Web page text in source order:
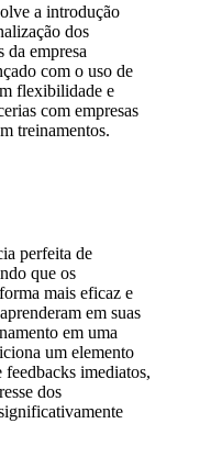
a introdução
dos
da empresa
com o uso de
flexibilidade e
com empresas
treinamentos.
perfeita de
que os
mais eficaz e
em suas
em uma
um elemento
feedbacks imediatos,
dos